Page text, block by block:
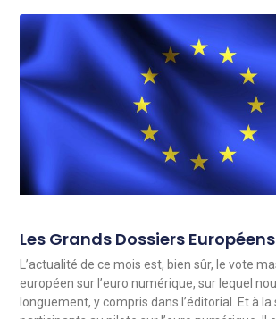
Les Grands Dossiers Européens
L’actualité de ce mois est, bien sûr, le vote
européen sur l’euro numérique, sur lequel
longuement, y compris dans l’éditorial. Et à la